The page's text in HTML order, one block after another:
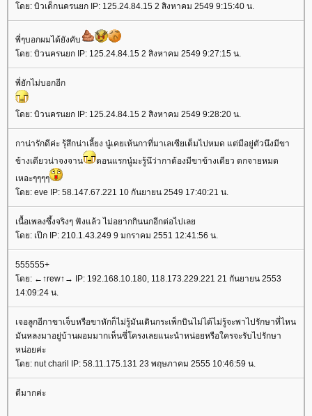
ดย: บิวเด็กนครนยก IP: 125.24.84.15 2 สิงหาคม 2549 9:15:40 น.
พี่ๆบอกผมได้ยังคับ
ดย: บิวนครนยก IP: 125.24.84.15 2 สิงหาคม 2549 9:27:15 น.
พี่ยักไม่บอกอีก
ดย: บิวนครนยก IP: 125.24.84.15 2 สิงหาคม 2549 9:28:20 น.
กาน่ารักดีค่ะ รุ้สึกน่าเลี้ยง นู๋เคยเห้นกาที่มาเลเซียเต็มไปหมด แต่มีอยู่ตัวนึงมีขา
ข้างเดียวน่าจงจาน
ตอนแรกนู๋มะรู้นึว่ากาต้องมีขาข้างเดียว ตกจายหมด
เหอะๆๆๆๆ
ดย: eve IP: 58.147.67.221 10 กันยายน 2549 17:40:21 น.
เนื้อเพลงซึ้งจริงๆ ฟังแล้ว ไม่อยากกินนกอีกต่อไปเล
ดย: เป๊ก IP: 210.1.43.249 9 มกราคม 2551 12:41:56 น.
555555+
ดย: ←↑rew↑→ IP: 192.168.10.180, 118.173.229.221 21 กันยายน 2553
14:09:24 น.
เจอลูกอีกาขาเจ็บหรือขาหักก็ไม่รู้มันเดินกระเพ็กบินไม่ได้ไม่รู้จะพาไปรักษาที่ไหน
มันหลงมาอยู่บ้านผอมมากเห็นซี่โครงเลยแนะนำหน่อยหรือใครจะรับไปรักษา
หน่อยค่ะ
ดย: nut charil IP: 58.11.175.131 23 พฤษภาคม 2555 10:46:59 น.
ดีมากค่ะ